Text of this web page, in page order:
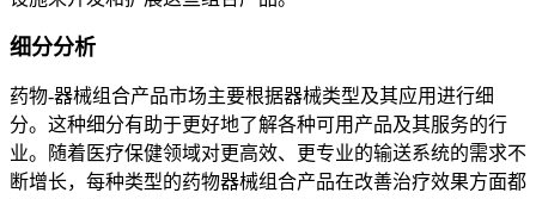
细分分析
药物-器械组合产品市场主要根据器械类型及其应用进行细
分。这种细分有助于更好地了解各种可用产品及其服务的行
业。随着医疗保健领域对更高效、更专业的输送系统的需求不
断增长，每种类型的药物器械组合产品在改善治疗效果方面都